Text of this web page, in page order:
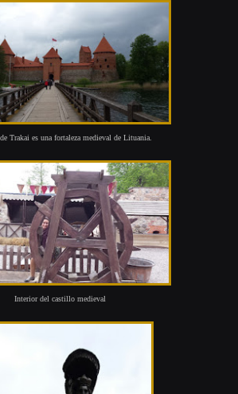
Trakai es una fortaleza medieval de Lituania.
Interior del castillo medieval